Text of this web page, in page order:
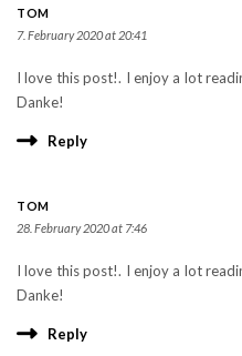
TOM
7. February 2020 at 20:41
I love this post!. I enjoy a lot
Danke!
Reply
TOM
28. February 2020 at 7:46
I love this post!. I enjoy a lot
Danke!
Reply